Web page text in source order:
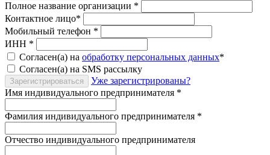
Полное название организации *
Контактное лицо*
Мобильный телефон *
ИНН *
Согласен(а) на обработку персональных данных*
Согласен(а) на SMS рассылку
Зарегистрироваться
Уже зарегистрированы?
Имя индивидуального предпринимателя *
Фамилия индивидуального предпринимателя *
Отчество индивидуального предпринимателя